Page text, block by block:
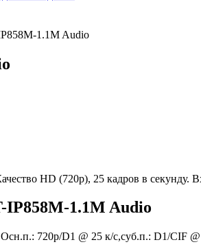
1.1M Audio
HD (720p), 25 кадров в секунду.
IP858M-1.1M Audio
720p/D1 @ 25 к/с,суб.п.: D1/CIF